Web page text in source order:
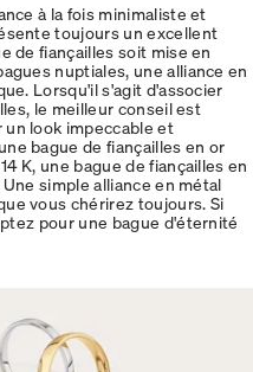
à la fois minimaliste et
toujours un excellent
de fiançailles soit mise en
nuptiales, une alliance en
Lorsqu'il s'agit d'associer
le meilleur conseil est
look impeccable et
bague de fiançailles en or
K, une bague de fiançailles en
simple alliance en métal
vous chérirez toujours. Si
pour une bague d'éternité